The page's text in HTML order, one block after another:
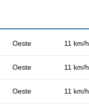
Oeste 11 km/h
Oeste 11 km/h
Oeste 11 km/h